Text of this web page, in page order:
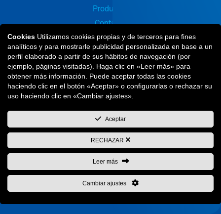
Productos
Contacto
Productos
Catálogo
Productos Insertables
Pernos Soldables
Remaches
Remachadoras
Otros productos
Cookies Utilizamos cookies propias y de terceros para fines
analíticos y para mostrarle publicidad personalizada en base a un
perfil elaborado a partir de sus hábitos de navegación (por
ejemplo, páginas visitadas). Haga clic en «Leer más» para
obtener más información. Puede aceptar todas las cookies
haciendo clic en el botón «Aceptar» o configurarlas o rechazar su
uso haciendo clic en «Cambiar ajustes».
Aceptar
RECHAZAR
Leer más
Cambiar ajustes